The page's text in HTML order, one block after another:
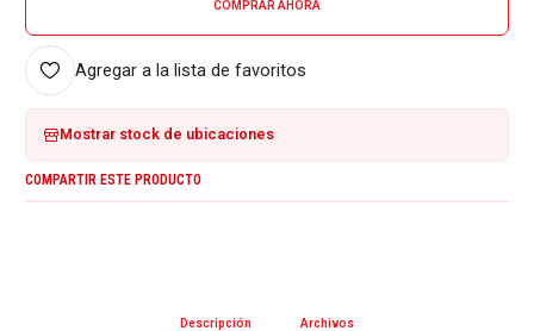
COMPRAR AHORA
Agregar a la lista de favoritos
Mostrar stock de ubicaciones
COMPARTIR ESTE PRODUCTO
Descripción Archivos